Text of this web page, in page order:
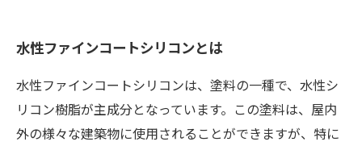
水性ファインコートシリコンとは
水性ファインコートシリコンは、塗料の一種で、水性シ
リコン樹脂が主成分となっています。この塗料は、屋内
外の様々な建築物に使用されることができますが、特に